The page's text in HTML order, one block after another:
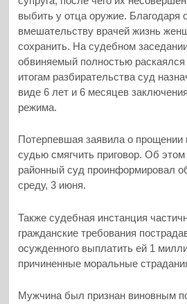
выбить у отца оружие. Благодаря
вмешательству врачей жизнь
сохранить. На судебном
обвиняемый полностью
итогам разбирательства суд
виде 6 лет и 6 месяцев
режима.
Потерпевшая заявила о прощении
судью смягчить приговор. Об
районный суд проинформировал
среду, 3 июня.
Также судебная инстанция
гражданские требования
осужденного выплатить ей 1
причиненные моральные
Мужчина был признан виновным